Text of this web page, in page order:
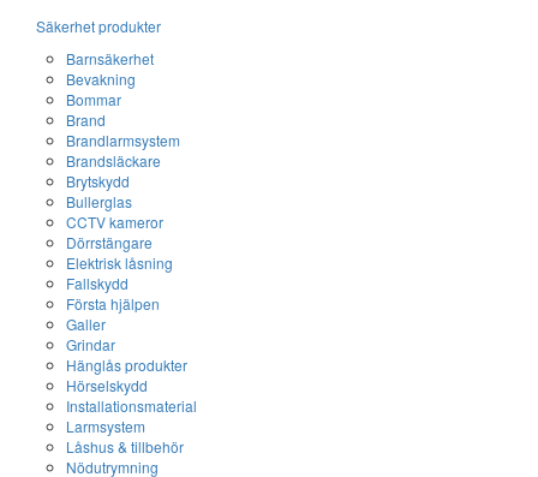
Säkerhet produkter
Barnsäkerhet
Bevakning
Bommar
Brand
Brandlarmsystem
Brandsläckare
Brytskydd
Bullerglas
CCTV kameror
Dörrstängare
Elektrisk låsning
Fallskydd
Första hjälpen
Galler
Grindar
Hänglås produkter
Hörselskydd
Installationsmaterial
Larmsystem
Låshus & tillbehör
Nödutrymning